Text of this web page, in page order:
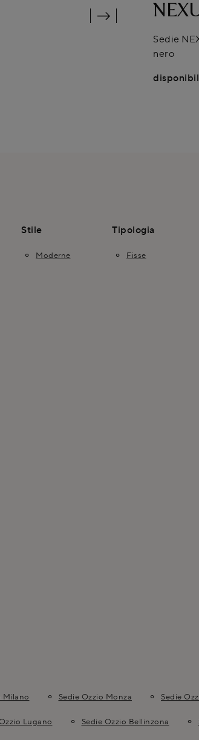
Sedie
nero
Stile
Moderne
Tipologia
Fisse
Milano Sedie Ozzio Monza Sedie
Lugano Sedie Ozzio Bellinzona